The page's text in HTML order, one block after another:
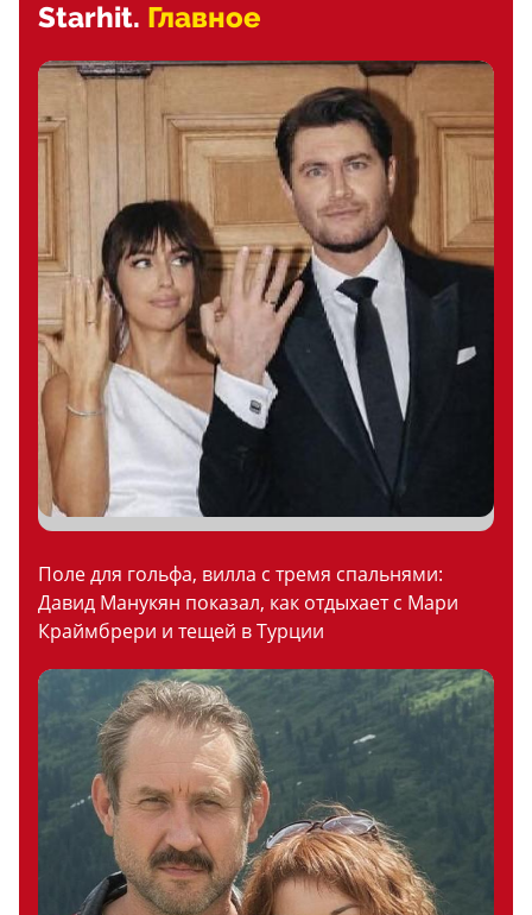
Starhit. Главное
Поле для гольфа, вилла с тремя спальнями:
Давид Манукян показал, как отдыхает с Мари
Краймбрери и тещей в Турции